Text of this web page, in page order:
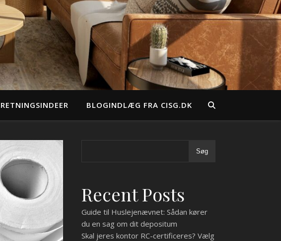
BLOGINDLÆG FRA CISG.DK
Søg
Recent Posts
Guide til Huslejenævnet: Sådan kører
du en sag om dit depositum
Skal jeres kontor RC-certificeres? Vælg